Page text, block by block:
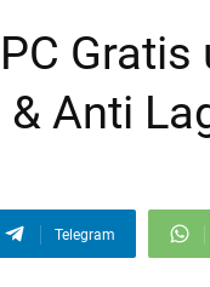
Anti
Telegram